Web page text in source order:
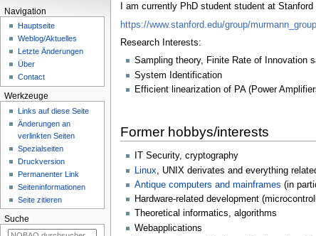
Zur
Navigation
springen
Zur
Suche
springen
I am currently PhD student student at
https://www.stanford.edu/group/
Research Interests:
Sampling theory, Finite Rate of Innovation
System Identification
Efficient linearization of PA (Power
Former hobbys/interests
IT Security, cryptography
Linux , UNIX derivates and everything
Antique computers and mainframes (in
Hardware-related development
Theoretical informatics, algorithms
Webapplications
Navigation
Hauptseite
Weblog/Aktuelles
Letzte Änderungen
Über
Contact
Werkzeuge
Links auf diese Seite
Änderungen an
verlinkten Seiten
Spezialseiten
Druckversion
Permanenter Link
Seiten­­informationen
Seite zitieren
Suche